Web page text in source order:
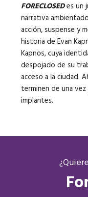
FORECLOSEDes un
narrativa
acción, suspense y
historia de Evan
Kapnos, cuya
despojado de su
acceso a la ciudad.
terminen de una
implantes.